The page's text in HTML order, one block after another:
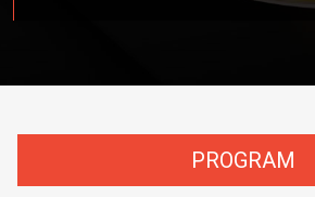
PROGRAM